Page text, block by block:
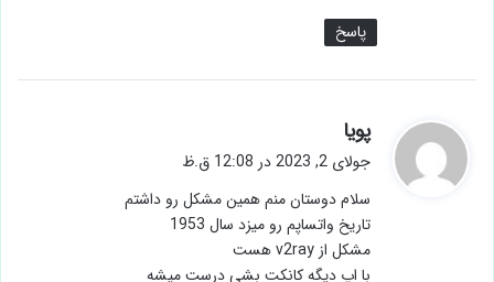
پاسخ
پویا
:
جولای 2, 2023 در 12:08 ق.ظ
سلام دوستان منم همین مشکل رو داشتم
تاریخ واتساپم رو میزد سال 1953
مشکل از v2ray هست
با اپ دیگه کانکت بشی درست میشه